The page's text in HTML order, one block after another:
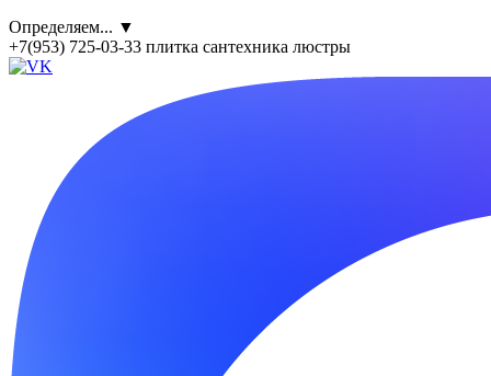
Определяем... ▼
+7(953) 725-03-33 плитка сантехника люстры